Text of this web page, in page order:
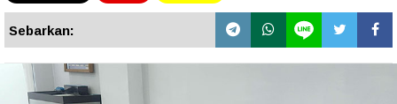
Sebarkan: